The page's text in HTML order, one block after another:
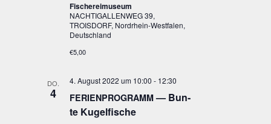
Fischereimuseum
NACHTIGALLENWEG 39,
TROISDORF, Nordrhein-Westfalen,
Deutschland
€5,00
DO.
4 FERIENPROGRAMM— Bun­
te Kugelfische
4. August 2022 um 10:00 - 12:30